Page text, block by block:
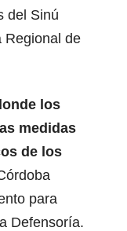
del Sinú
Regional de
los
medidas
de los
para
Defensoría.